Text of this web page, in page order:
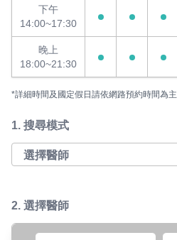
下午
14:00~17:30
晚上
18:00~21:30
*詳細時間及國定假日請依網路預約時間為主
1. 搜尋模式
2. 選擇醫師